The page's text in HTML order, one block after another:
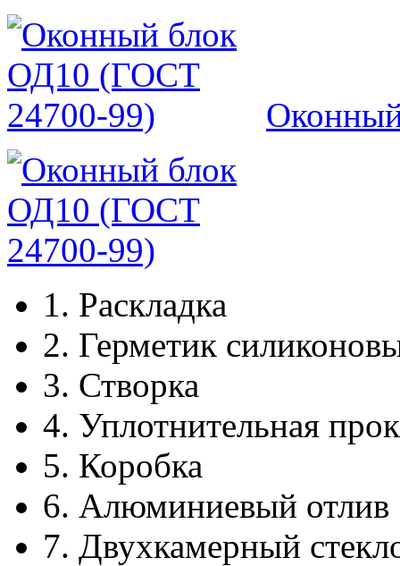
1. Раскладка
2. Герметик
3. Створка
4. Уплотнительная
5. Коробка
6. Алюминиевый отлив
7. Двухкамерный